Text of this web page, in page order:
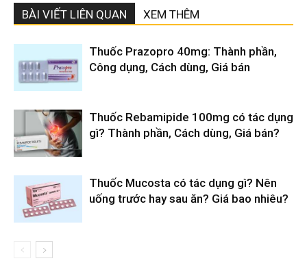
BÀI VIẾT LIÊN QUAN XEM THÊM
Thuốc Prazopro 40mg: Thành phần,
Công dụng, Cách dùng, Giá bán
Thuốc Rebamipide 100mg có tác dụng
gì? Thành phần, Cách dùng, Giá bán?
Thuốc Mucosta có tác dụng gì? Nên
uống trước hay sau ăn? Giá bao nhiêu?